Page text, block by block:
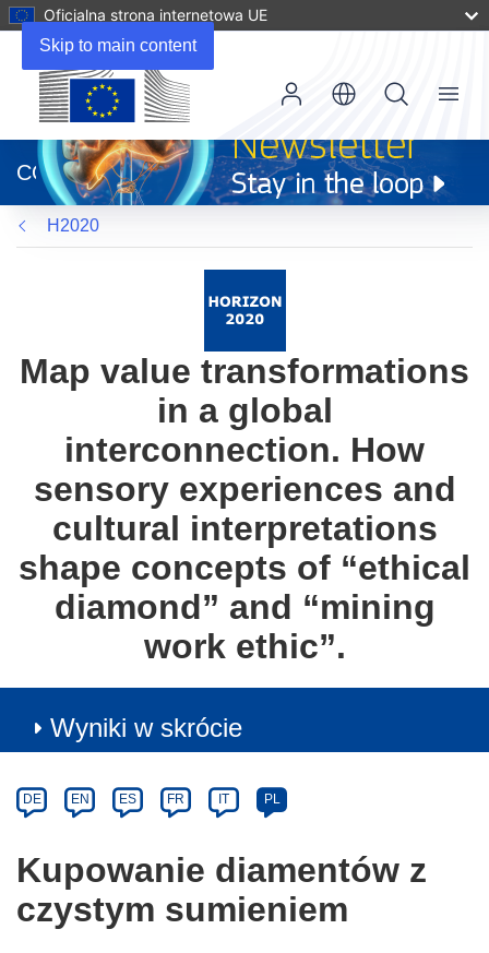
Skip to main content
Oficjalna strona internetowa UE
otworzy
się
w
nowym
oknie)
CORDIS
Menu
H2020
Map value transformations
in a global
interconnection. How
sensory experiences and
cultural interpretations
shape concepts of “ethical
diamond” and “mining
work ethic”.
Wyniki w skrócie
Category
Article
available
the
following
languages:
DE EN ES FR IT PL
Kupowanie diamentów z
czystym sumieniem